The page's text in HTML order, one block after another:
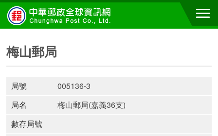
梅山郵局
局號
005136-3
局名
梅山郵局(嘉義36支)
數存局號